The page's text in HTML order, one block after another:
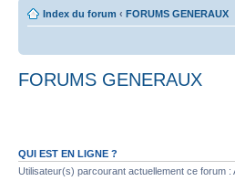
Index du forum ‹ FORUMS GENERAUX
FORUMS GENERAUX
QUI EST EN LIGNE ?
Utilisateur(s) parcourant actuellement ce forum :